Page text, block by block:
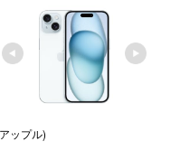
ップル)